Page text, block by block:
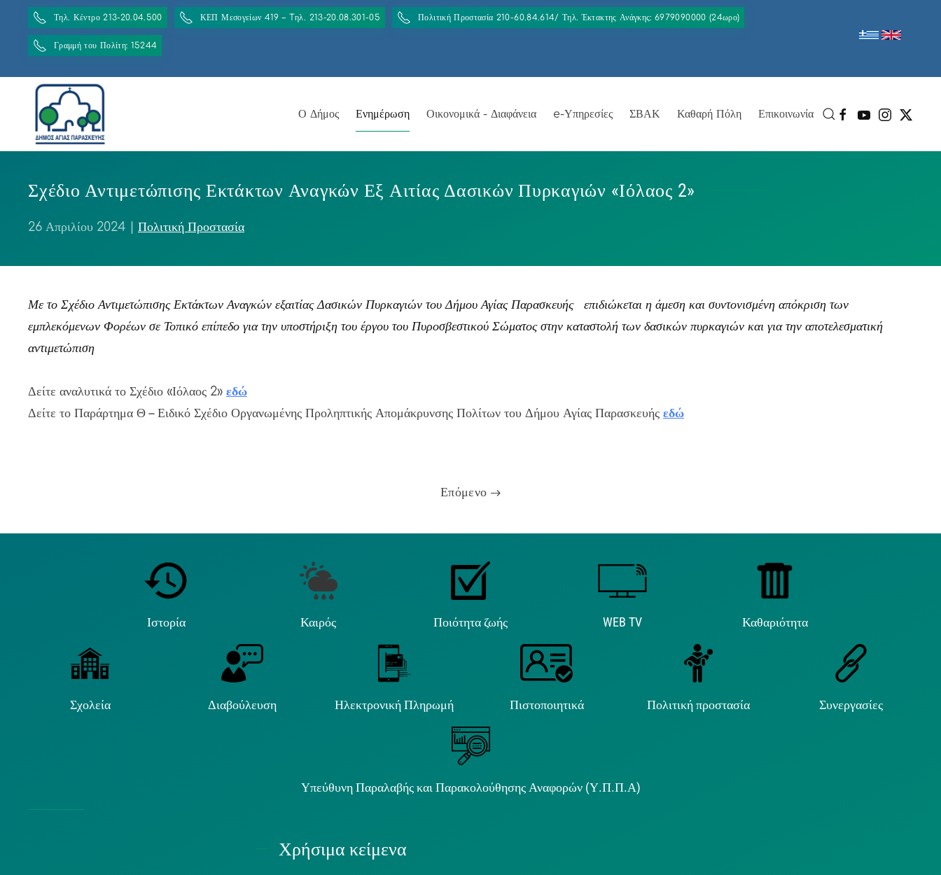
Τηλ. Κέντρο 213-20.04.500 ΚΕΠ Μεσογείων 419 – Tηλ. 213-20.08.301-05 Πολιτική Προστασία 210-60.84.614/ Τηλ. Έκτακτης Ανάγκης: 6979090000 (24ωρο)
Γραμμή του Πολίτη: 15244
Ο Δήμος Ενημέρωση Οικονομικά - Διαφάνεια e-Υπηρεσίες ΣΒΑΚ Καθαρή Πόλη Επικοινωνία
Σχέδιο Αντιμετώπισης Εκτάκτων Αναγκών Εξ Αιτίας Δασικών Πυρκαγιών «Ιόλαος 2»
26 Απριλίου 2024 Πολιτική Προστασία
Με το Σχέδιο Αντιμετώπισης Εκτάκτων Αναγκών εξαιτίας Δασικών Πυρκαγιών του Δήμου Αγίας Παρασκευής επιδιώκεται η άμεση και συντονισμένη απόκριση των
εμπλεκόμενων Φορέων σε Τοπικό επίπεδο για την υποστήριξη του έργου του Πυροσβεστικού Σώματος στην καταστολή των δασικών πυρκαγιών και για την αποτελεσματική
αντιμετώπιση
Δείτε αναλυτικά το Σχέδιο «Ιόλαος 2» εδώ
Δείτε το Παράρτημα Θ – Ειδικό Σχέδιο Οργανωμένης Προληπτικής Απομάκρυνσης Πολίτων του Δήμου Αγίας Παρασκευής εδώ
Επόμενο
Ιστορία Καιρός Ποιότητα ζωής WEB TV Καθαριότητα
Σχολεία Διαβούλευση Ηλεκτρονική Πληρωμή Πιστοποιητικά Πολιτική προστασία Συνεργασίες
Υπεύθυνη Παραλαβής και Παρακολούθησης Αναφορών (Υ.Π.Π.Α)
Χρήσιμα κείμενα